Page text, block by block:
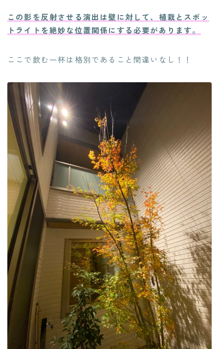
この影を反射させる演出は壁に対して、植栽とスポッ
トライトを絶妙な位置関係にする必要があります。
ここで飲む一杯は格別であること間違いなし！！